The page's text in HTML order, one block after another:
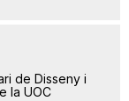
de Disseny i
la UOC